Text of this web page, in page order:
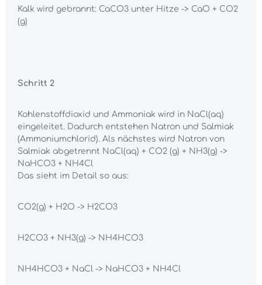
Kalk wird gebrannt: CaCO3 unter Hitze -> CaO + CO2
(g)
Schritt 2
Kohlenstoffdioxid und Ammoniak wird in NaCl(aq)
eingeleitet. Dadurch entstehen Natron und Salmiak
(Ammoniumchlorid). Als nächstes wird Natron von
Salmiak abgetrennt NaCl(aq) + CO2 (g) + NH3(g) ->
NaHCO3 + NH4Cl
Das sieht im Detail so aus:
CO2(g) + H2O -> H2CO3
H2CO3 + NH3(g) -> NH4HCO3
NH4HCO3 + NaCl -> NaHCO3 + NH4Cl